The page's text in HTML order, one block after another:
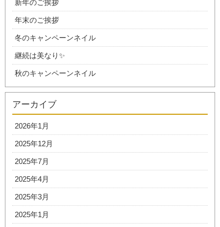
新年のご挨拶
年末のご挨拶
冬のキャンペーンネイル
継続は美なり✨
秋のキャンペーンネイル
アーカイブ
2026年1月
2025年12月
2025年7月
2025年4月
2025年3月
2025年1月